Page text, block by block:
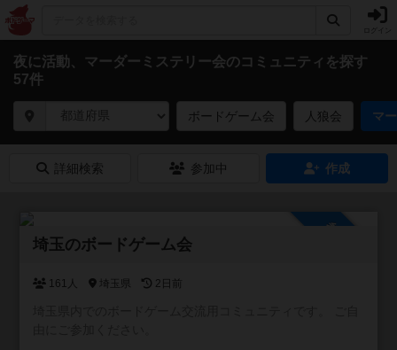
夜に活動、マーダーミステリー会のコミュニティを探す
57件
ボードゲーム会 人狼会 マ
詳細検索 参加中 作成
埼玉のボードゲーム会
161人 埼玉県 2日前